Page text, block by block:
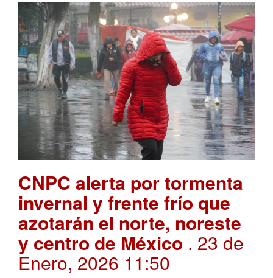
CNPC alerta por tormenta
invernal y frente frío que
azotarán el norte, noreste
y centro de México . 23 de
Enero, 2026 11:50